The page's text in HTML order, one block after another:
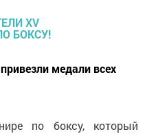
медали всех
по боксу, который